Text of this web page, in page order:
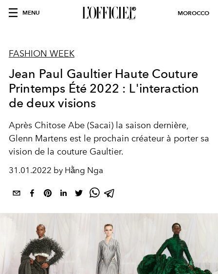
MENU MOROCCO
FASHION WEEK
Jean Paul Gaultier Haute Couture
Printemps Été 2022 : L'interaction
de deux visions
Après Chitose Abe (Sacai) la saison dernière,
Glenn Martens est le prochain créateur à portersa
vision de la couture Gaultier.
31.01.2022 by Hằng Nga